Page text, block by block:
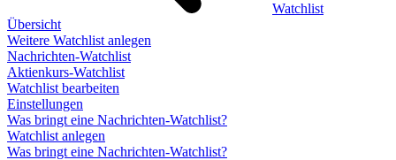
Watchlist
Übersicht
Weitere Watchlist anlegen
Nachrichten-Watchlist
Aktienkurs-Watchlist
Watchlist bearbeiten
Einstellungen
Was bringt eine Nachrichten-Watchlist?
Watchlist anlegen
Was bringt eine Nachrichten-Watchlist?